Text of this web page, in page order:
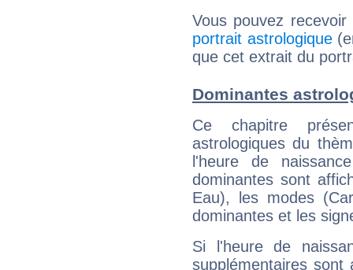
Vous pouvez
portrait astrologique
que cet extrait du
Dominantes
Ce chapitre
astrologiques du
l'heure de
dominantes sont
Eau), les modes
dominantes et les
Si l'heure de
supplémentaires sont